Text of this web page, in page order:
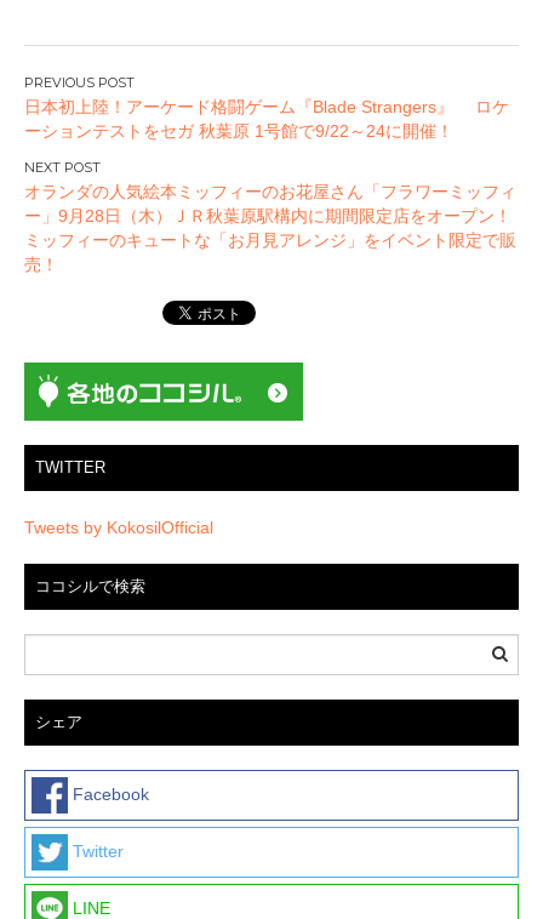
投
稿
ナ
ビ
ゲ
ー
シ
日本初上陸！アーケード格闘ゲーム『Blade Strangers』 ロケ
ーションテストをセガ 秋葉原 1号館で9/22～24に開催！
オランダの人気絵本ミッフィーのお花屋さん「フラワーミッフィ
ー」9月28日（木）ＪＲ秋葉原駅構内に期間限定店をオープン！
ミッフィーのキュートな「お月見アレンジ」をイベント限定で販
売！
TWITTER
Tweets by KokosilOfficial
ココシルで検索
シェア
Facebook
Twitter
LINE